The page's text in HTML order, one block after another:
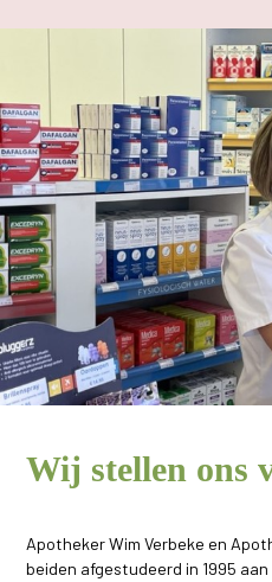
Wij stellen ons
Apotheker Wim Verbeke en
beiden afgestudeerd in 1995